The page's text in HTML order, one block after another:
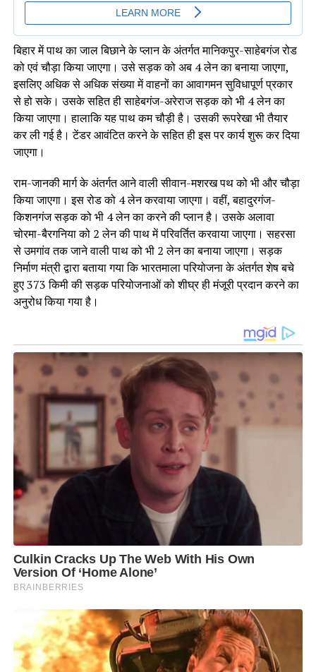
बिहार में पाथ का जाल बिछाने के प्लान के अंतर्गत मानिकपुर-साहेबगंज रोड
को एवं चौड़ा किया जाएगा। उसे सड़क को अब 4 लेन का बनाया जाएगा,
इसलिए अधिक से अधिक संख्‍या में वाहनों का आवागमन सुविधापूर्ण प्रकार
से हो सके। उसके सहित ही साहेबगंज-अरेराज सड़क को भी 4 लेन का
किया जाएगा। हालाकि यह पाथ कम चौड़ी है। उसकी रूपरेखा भी तैयार
कर ली गई है। टेंडर आवंटित करने के सहित ही इस पर कार्य शुरू कर दिया
जाएगा।
राम-जानकी मार्ग के अंतर्गत आने वाली सीवान-मशरख पथ को भी और चौड़ा
किया जाएगा। इस रोड को 4 लेन करवाया जाएगा। वहीं, बहादुरगंज-
किशनगंज सड़क को भी 4 लेन का करने की प्लान है। उसके अलावा
चोरमा-बैरगनिया को 2 लेन की पाथ में परिवर्तित करवाया जाएगा। सहरसा
से उमगांव तक जाने वाली पाथ को भी 2 लेन का बनाया जाएगा। सड़क
निर्माण मंत्री द्वारा बताया गया कि भारतमाला परियोजना के अंतर्गत शेष बचे
हुए 373 किमी की सड़क परियोजनाओं को शीघ्र ही मंजूरी प्रदान करने का
अनुरोध किया गया है।